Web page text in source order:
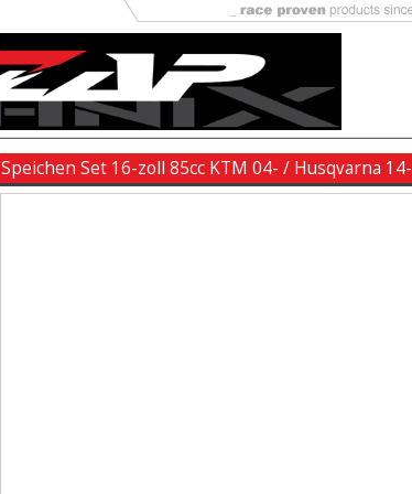
Speichen Set 16-zoll 85cc KTM 04- / Husqvarna 14-